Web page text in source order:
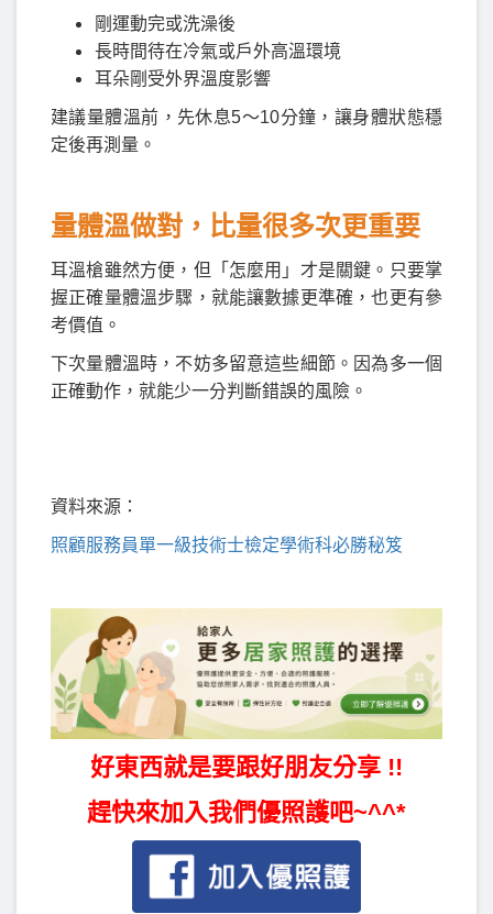
剛運動完或洗澡後
長時間待在冷氣或戶外高溫環境
耳朵剛受外界溫度影響
建議量體溫前，先休息5～10分鐘，讓身體狀態穩
定後再測量。
量體溫做對，比量很多次更重要
耳溫槍雖然方便，但「怎麼用」才是關鍵。只要掌
握正確量體溫步驟，就能讓數據更準確，也更有參
考價值。
下次量體溫時，不妨多留意這些細節。因為多一個
正確動作，就能少一分判斷錯誤的風險。
資料來源：
照顧服務員單一級技術士檢定學術科必勝秘笈
好東西就是要跟好朋友分享 !!
趕快來加入我們優照護吧~^^*